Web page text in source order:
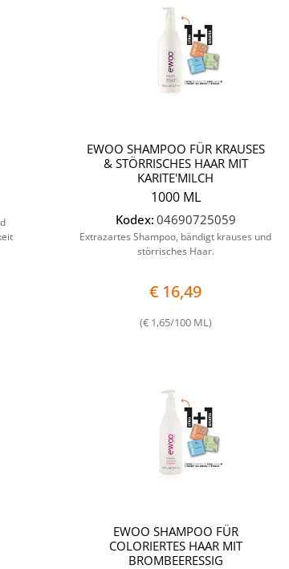
EWOO SHAMPOO FÜR KRAUSES
& STÖRRISCHES HAAR MIT
KARITE'MILCH
1000 ML
Kodex: 04690725059
Extrazartes Shampoo, bändigt krauses und
störrisches Haar.
€ 16,49
(€ 1,65/100 ML)
EWOO SHAMPOO FÜR
COLORIERTES HAAR MIT
BROMBEERESSIG